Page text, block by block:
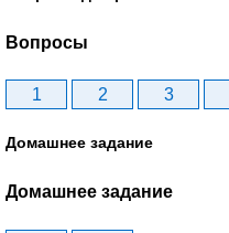
Вопросы
1 2 3
Домашнее задание
Домашнее задание